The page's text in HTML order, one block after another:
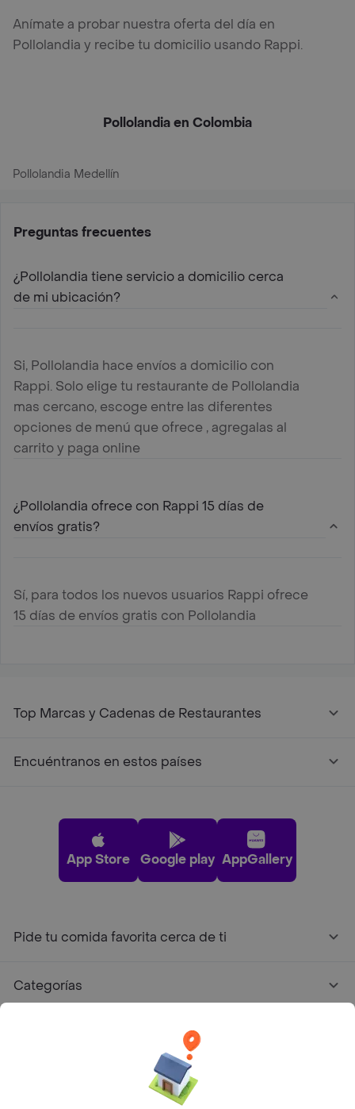
Anímate a probar nuestra oferta del día en
Pollolandia y recibe tu domicilio usando Rappi.
Pollolandia en Colombia
Pollolandia Medellín
Preguntas frecuentes
¿Pollolandia tiene servicio a domicilio cerca
de mi ubicación?
Si, Pollolandia hace envíos a domicilio con
Rappi. Solo elige tu restaurante de Pollolandia
mas cercano, escoge entre las diferentes
opciones de menú que ofrece , agregalas al
carrito y paga online
¿Pollolandia ofrece con Rappi 15 días de
envíos gratis?
Sí, para todos los nuevos usuarios Rappi ofrece
15 días de envíos gratis con Pollolandia
Top Marcas y Cadenas de Restaurantes
Encuéntranos en estos países
App Store Google play AppGallery
Pide tu comida favorita cerca de ti
Categorías